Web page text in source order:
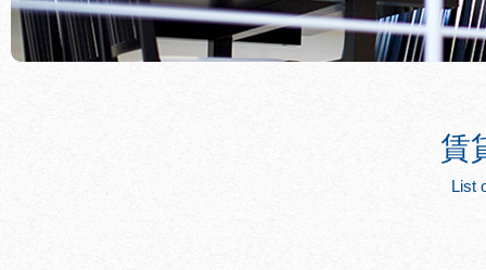
賃
List